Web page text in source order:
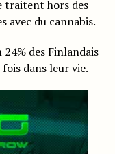
traitent hors des
avec du cannabis.
des Finlandais
dans leur vie.